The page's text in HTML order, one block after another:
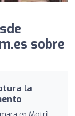
sobre
la
en Motril,